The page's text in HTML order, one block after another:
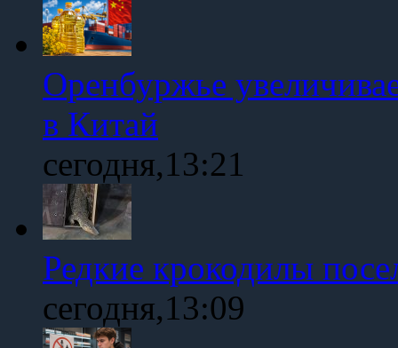
Оренбуржье
в Китай
сегодня,13:21
Редкие крокодилы
сегодня,13:09